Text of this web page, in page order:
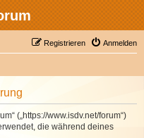
Anmelden
Registrieren
(„https://www.isdv.net/forum“)
die während deines